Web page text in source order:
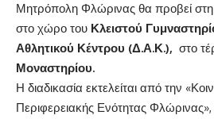
Μητρόπολη Φλώρινας θα προβεί στη
στο χώρο του Κλειστού
Αθλητικού Κέντρου (Δ.Α.Κ.), στο
Μοναστηρίου.
Η διαδικασία εκτελείται από την
Περιφερειακής Ενότητας Φλώρινας»,